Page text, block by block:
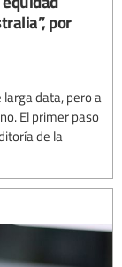
por
data, pero a
El primer paso
de la